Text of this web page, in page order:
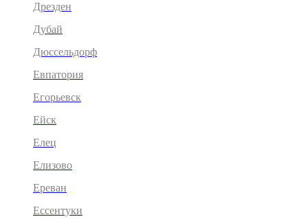
Дрезден
Дубай
Дюссельдорф
Евпатория
Егорьевск
Ейск
Елец
Елизово
Ереван
Ессентуки